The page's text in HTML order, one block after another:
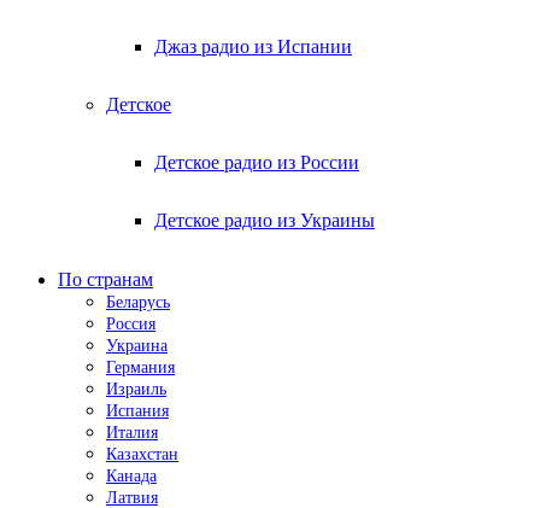
Джаз радио из Испании
Детское
Детское радио из России
Детское радио из Украины
По странам
Беларусь
Россия
Украина
Германия
Израиль
Испания
Италия
Казахстан
Канада
Латвия